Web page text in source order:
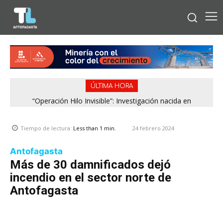
ÚLTIMA HORA
“Operación Hilo Invisible”: Investigación nacida en
Tiempo de lectura: Less than 1 min. 24 febrero 2024
Antofagasta
Más de 30 damnificados dejó
incendio en el sector norte de
Antofagasta